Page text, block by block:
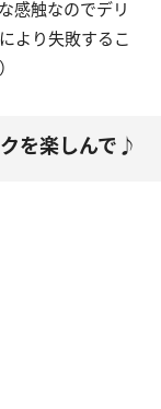
感触なのでデリ
より失敗するこ
を楽しんで♪